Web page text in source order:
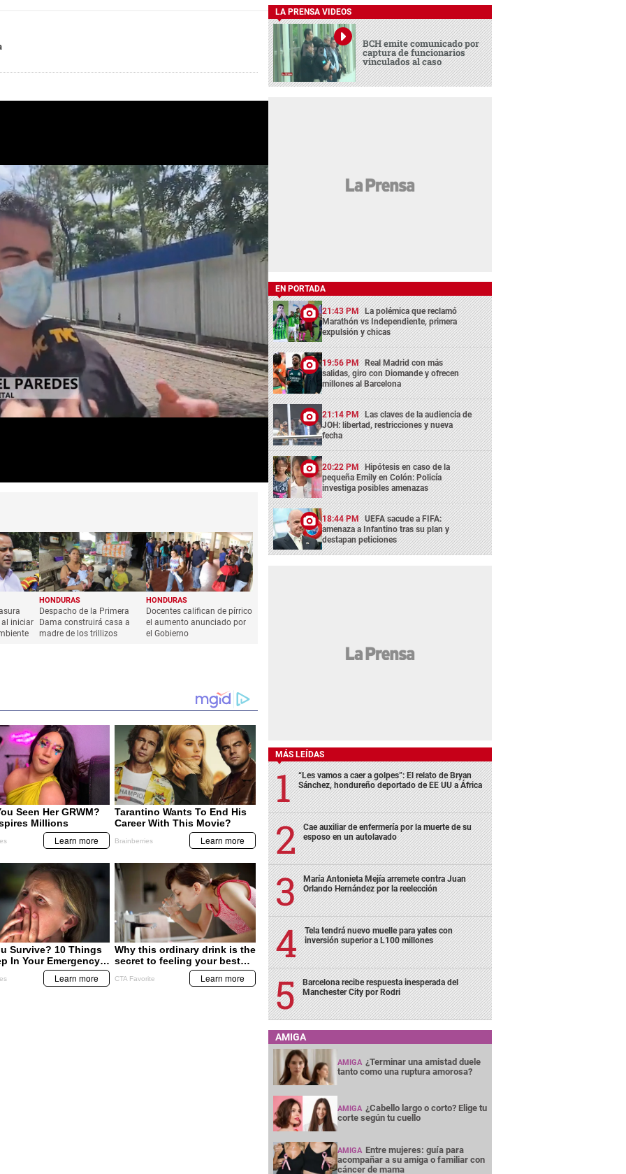
al iniciar
HONDURAS
Despacho de la Primera
Dama construirá casa a
madre de los trillizos
HONDURAS
Docentes califican de pírrico
el aumento anunciado por
el Gobierno
LA PRENSA VIDEOS
BCH emite comunicado por
captura de funcionarios
vinculados al caso
EN PORTADA
21:43 PM La polémica que reclamó
Marathón vs Independiente, primera
expulsión y chicas
19:56 PM Real Madrid con más
salidas, giro con Diomande y ofrecen
millones al Barcelona
21:14 PM Las claves de la audiencia de
JOH: libertad, restricciones y nueva
fecha
20:22 PM Hipótesis en caso de la
pequeña Emily en Colón: Policía
investiga posibles amenazas
18:44 PM UEFA sacude a FIFA:
amenaza a Infantino tras su plan y
destapan peticiones
MÁS LEÍDAS
“Les vamos a caer a golpes”: El relato de Bryan
Sánchez, hondureño deportado de EE UU a África
Cae auxiliar de enfermería por la muerte de su
esposo en un autolavado
María Antonieta Mejía arremete contra Juan
Orlando Hernández por la reelección
Tela tendrá nuevo muelle para yates con
inversión superior a L100 millones
Barcelona recibe respuesta inesperada del
Manchester City por Rodri
AMIGA
AMIGA ¿Terminar una amistad duele
tanto como una ruptura amorosa?
AMIGA ¿Cabello largo o corto? Elige tu
corte según tu cuello
AMIGA Entre mujeres: guía para
acompañar a su amiga o familiar con
cáncer de mama